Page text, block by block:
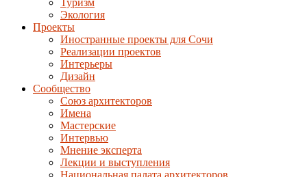
Туризм
Экология
Проекты
Иностранные проекты для Сочи
Реализации проектов
Интерьеры
Дизайн
Сообщество
Союз архитекторов
Имена
Мастерские
Интервью
Мнение эксперта
Лекции и выступления
Национальная палата архитекторов